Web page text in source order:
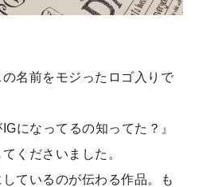
名前をモジったロゴ入りで
になってるの知ってた？』
くださいました。
ているのが伝わる作品。も